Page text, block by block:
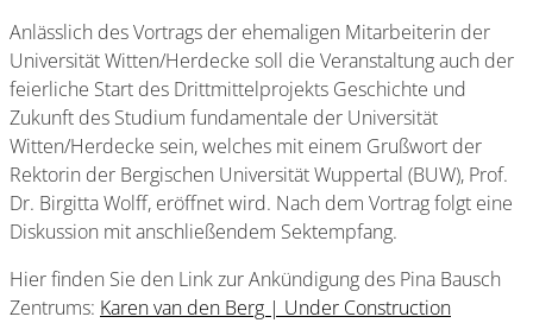
Anlässlich des Vortrags der ehemaligen Mitarbeiterin der
Universität Witten/Herdecke soll die Veranstaltung auch der
feierliche Start des Drittmittelprojekts Geschichte und
Zukunft des Studium fundamentale der Universität
Witten/Herdecke sein, welches mit einem Grußwort der
Rektorin der Bergischen Universität Wuppertal (BUW), Prof.
Dr. Birgitta Wolff, eröffnet wird. Nach dem Vortrag folgt eine
Diskussion mit anschließendem Sektempfang.
Hier finden Sie den Link zur Ankündigung des Pina Bausch
Zentrums: Karen van den Berg | Under Construction